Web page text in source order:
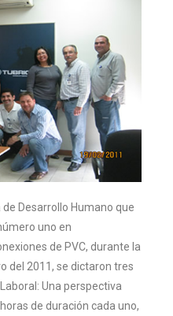
Desarrollo Humano que
uno en
de PVC, durante la
del 2011, se dictaron tres
Una perspectiva
de duración cada uno,